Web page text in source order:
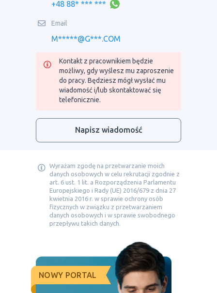
+48 88* *** ***
Email
M*****@G***.COM
Kontakt z pracownikiem będzie
możliwy, gdy wyślesz mu zaproszenie
do pracy. Będziesz mógł wysłać mu
wiadomość i/lub skontaktować się
telefonicznie.
Napisz wiadomość
Wyrażam zgodę na przetwarzanie moich
danych osobowych w celu rekrutacji zgodnie z
art. 6 ust. 1 lit. a Rozporządzenia Parlamentu
Europejskiego i Rady (UE) 2016/679 z dnia 27
kwietnia 2016 r. w sprawie ochrony osób
fizycznych w związku z przetwarzaniem
danych osobowych i w sprawie swobodnego
przepływu takich danych.
NOWY PORTAL